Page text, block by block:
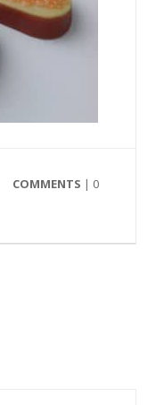
COMMENTS | 0